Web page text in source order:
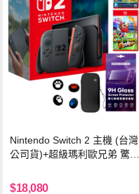
Nintendo Switch 2 主機 (台灣
公司貨)+超級瑪利歐兄弟 驚奇
球 狂熱 中文版
$18,080